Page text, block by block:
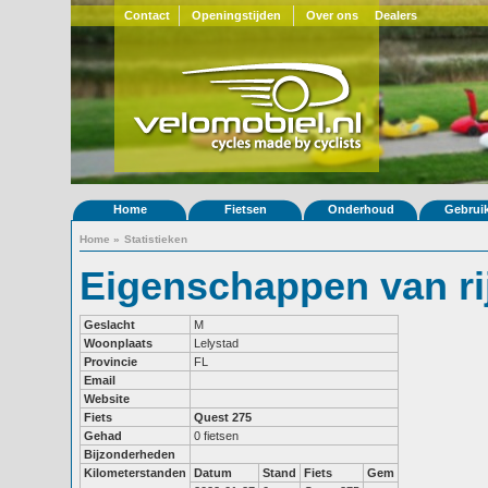
Contact Openingstijden Over ons Dealers
Home Fietsen Onderhoud
Home » Statistieken
Eigenschappen van
Geslacht
M
Woonplaats
Lelystad
Provincie
FL
Email
Website
Fiets
Quest 275
Gehad
0 fietsen
Bijzonderheden
Kilometerstanden
Datum Stand Fiets
Gem